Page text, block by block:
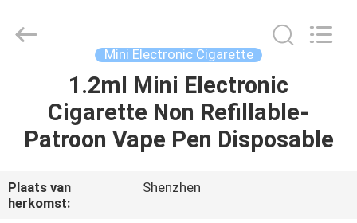
PRODUCTEN
VIDEO'S
Reserved.
Mini Electronic Cigarette
1.2ml Mini Electronic
Cigarette Non Refillable-
Patroon Vape Pen Disposable
Plaats van
herkomst:
Shenzhen